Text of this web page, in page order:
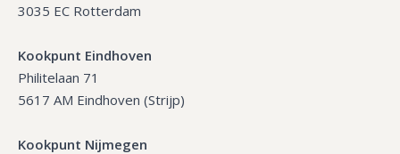
3035 EC Rotterdam
Kookpunt Eindhoven
Philitelaan 71
5617 AM Eindhoven (Strijp)
Kookpunt Nijmegen